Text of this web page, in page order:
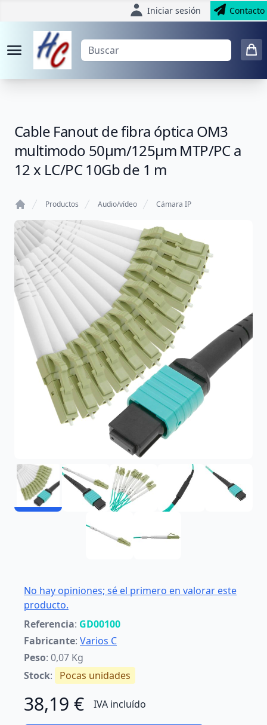
Iniciar sesión Contacto
Cable Fanout de fibra óptica OM3
multimodo 50µm/125µm MTP/PC a
12 x LC/PC 10Gb de 1 m
Home
Productos Audio/vídeo Cámara IP
No hay opiniones; sé el primero en valorar este
producto.
Referencia: GD00100
Fabricante: Varios C
Peso: 0,07 Kg
Stock: Pocas unidades
38,19 € IVA incluído